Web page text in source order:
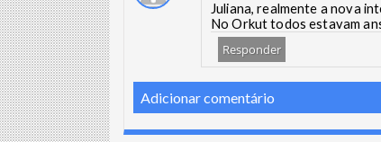
Juliana, realmente a nova
No Orkut todos estavam
Responder
Adicionar comentário